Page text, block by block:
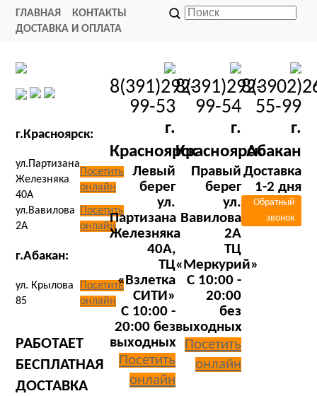
ГЛАВНАЯ
КОНТАКТЫ
ДОСТАВКА И ОПЛАТА
г.Красноярск:
ул.Партизана
Железняка
40А
Посетить
онлайн
ул.Вавилова
2А
Посетить
онлайн
г.Абакан:
ул. Крылова
85
Посетить
онлайн
РАБОТАЕТ
БЕСПЛАТНАЯ
ДОСТАВКА
55-99
г.
Абакан
Доставка
1-2 дня
Обратный
звонок
8(391)292-
99-54
г.
Красноярск
Правый
берег
ул.
Вавилова
2А
ТЦ
«Меркурий»
C 10:00 -
20:00
без
выходных
Посетить
онлайн
8(391)292-
99-53
г.
Красноярск
Левый
берег
ул.
Партизана
Железняка
40А,
ТЦ
«Взлетка
СИТИ»
C 10:00 -
20:00 без
выходных
Посетить
онлайн